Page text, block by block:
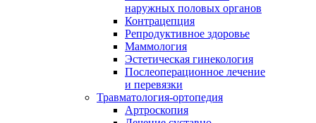
наружных половых органов
Контрацепция
Репродуктивное здоровье
Маммология
Эстетическая гинекология
Послеоперационное лечение
и перевязки
Травматология-ортопедия
Артроскопия